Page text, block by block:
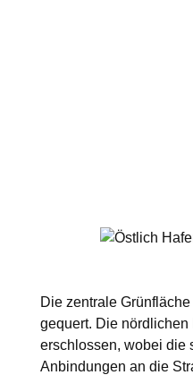
Die zentrale
gequert. Die
erschlossen, wobei die
Anbindungen an die